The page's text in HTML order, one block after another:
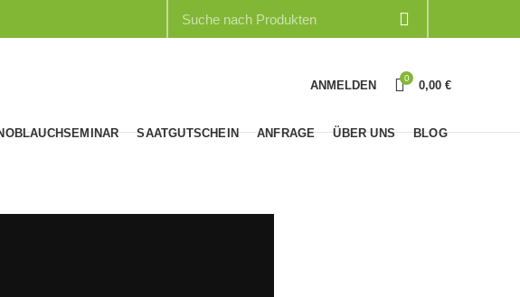
ANMELDEN 0 0,00 €
SAATGUTSCHEIN ANFRAGE ÜBER UNS BLOG